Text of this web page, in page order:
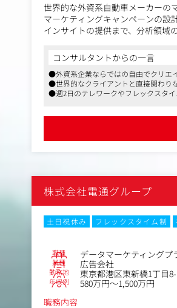
世界的な外資系自動車メーカーの
マーケティングキャンペーンの設
インサイトの提供まで、分析領域
【主な職務内容】
・キャンペーン設計・計測:各種
設計、タグ設定の要件定義、実装
・データ分析・KPI管理:キャンペ
・レポーティング:月次レポート
・データ基盤の運用:SQLを用い
・可視化 ダッシュボード
コンサルタントからの一言
●外資系企業ならではの自由でクリエ
●世界的なクライアントと直接関わり
●週2日のテレワークやフレックスタ
株式会社電通グループ
土日祝休み フレックスタイム制
職種 データマーケティングプ
業種 広告会社
勤務地 東京都港区東新橋1丁目8-
年収例
580万円～1,500万円
職務内容